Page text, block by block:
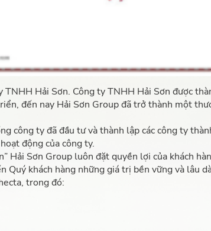
Hải Sơn. Công ty TNHH Hải Sơn được
đến nay Hải Sơn Group đã trở thành một
công ty đã đầu tư và thành lập các công ty
động của công ty.
Hải Sơn Group luôn đặt quyền lợi của khách
khách hàng những giá trị bền vững và lâu
trong đó: